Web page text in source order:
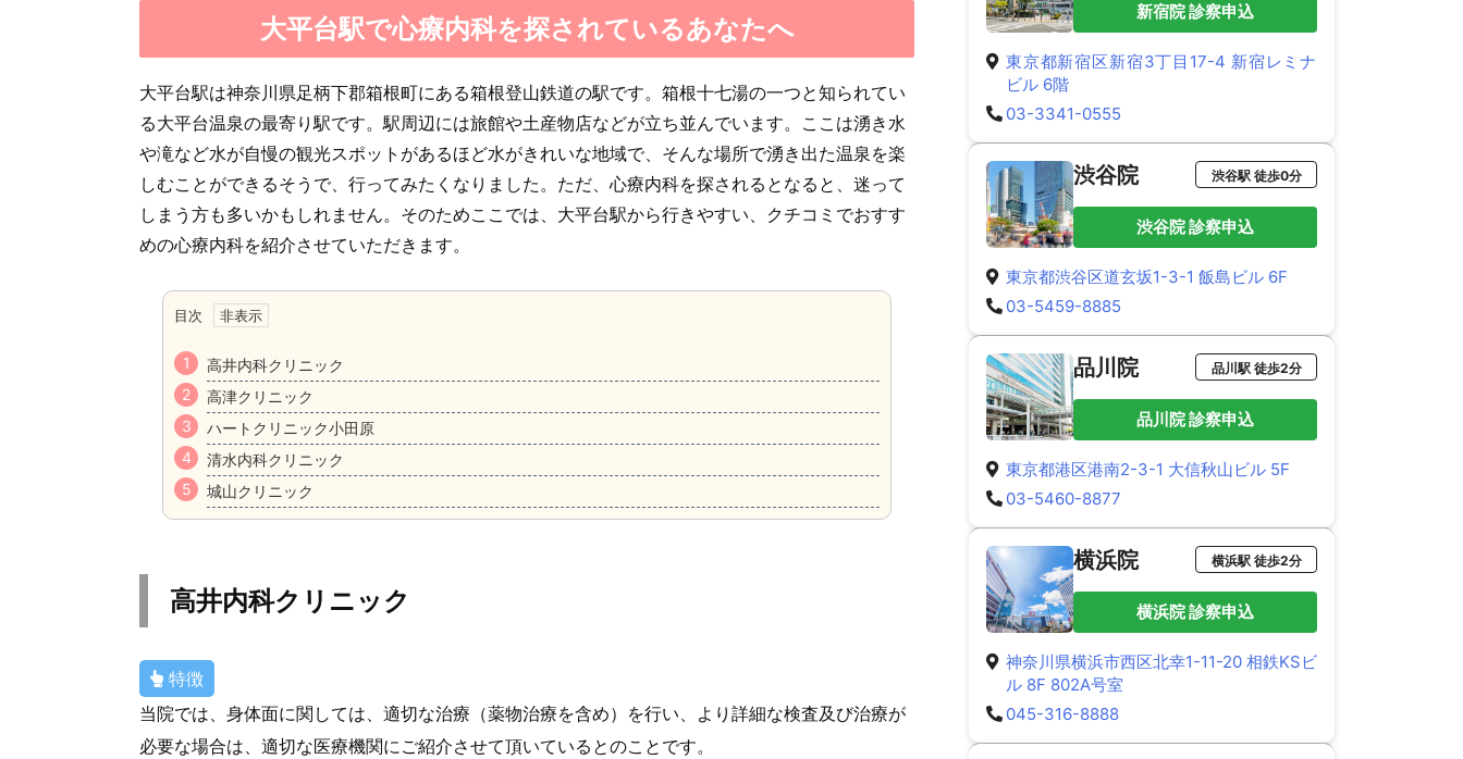
大平台駅で心療内科を探されているあなたへ
大平台駅は神奈川県足柄下郡箱根町にある箱根登山鉄道の駅です。箱根十七湯の一つと知られてい
る大平台温泉の最寄り駅です。駅周辺には旅館や土産物店などが立ち並んでいます。ここは湧き水
や滝など水が自慢の観光スポットがあるほど水がきれいな地域で、そんな場所で湧き出た温泉を楽
しむことができるそうで、行ってみたくなりました。ただ、心療内科を探されるとなると、迷って
しまう方も多いかもしれません。そのためここでは、大平台駅から行きやすい、クチコミでおすす
めの心療内科を紹介させていただきます。
目次
高井内科クリニック
高津クリニック
ハートクリニック小田原
清水内科クリニック
城山クリニック
高井内科クリニック
特徴
当院では、身体面に関しては、適切な治療（薬物治療を含め）を行い、より詳細な検査及び治療が
必要な場合は、適切な医療機関にご紹介させて頂いているとのことです。
新宿院 診察申込
東京都新宿区新宿3丁目17-4 新宿レミナ
ビル 6階
03-3341-0555
渋谷院 渋谷駅 徒歩0分
渋谷院 診察申込
東京都渋谷区道玄坂1-3-1 飯島ビル 6F
03-5459-8885
品川院 品川駅 徒歩2分
品川院 診察申込
東京都港区港南2-3-1 大信秋山ビル 5F
03-5460-8877
横浜院 横浜駅 徒歩2分
横浜院 診察申込
神奈川県横浜市西区北幸1-11-20 相鉄KSビ
ル 8F 802A号室
045-316-8888